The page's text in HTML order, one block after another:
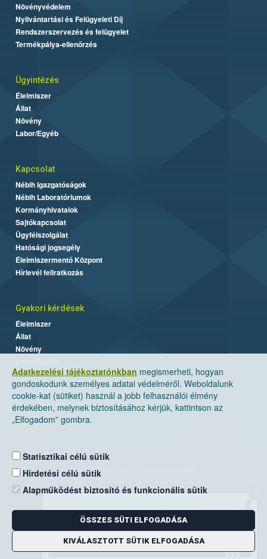
Adatkezelési tájékoztatónkban megismerheti, hogyan
gondoskodunk személyes adatai védelméről. Weboldalunk
cookie-kat (sütiket) használ a jobb felhasználói élmény
érdekében, melynek biztosításához kérjük, kattintson az
„Elfogadom” gombra.
Statisztikai célú sütik
Hirdetési célú sütik
Alapműködést biztosító és funkcionális sütik
ÖSSZES SÜTI ELFOGADÁSA
KIVÁLASZTOTT SÜTIK ELFOGADÁSA
Növényvédelem
Nyilvántartási és Felügyeleti Díj
Rendszerszervezés és felügyelet
Termékpálya-ellenőrzés
Ügyintézés
Élelmiszer
Állat
Növény
Labor/Egyéb
Kapcsolat
Nébih Igazgatóságok
Nébih Laboratóriumok
Kormányhivatalok
Sajtókapcsolat
Ügyfélszolgálat
Hatósági jogsegély
Élelmiszermentő Központ
Hírlevél feliratkozás
Gyakori kérdések
Élelmiszer
Állat
Növény
Nemzeti Élelmiszerlánc-biztonsági Hivatal
Levelezési cím: 1525 Budapest. Pf. 30.
E-mail:ugyfelszolgalat@nebih.gov.hu
Zöld szám: 06-80/263-244
Telefon: 06-1/ 336-9000